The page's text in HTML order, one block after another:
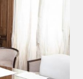
finales ante el